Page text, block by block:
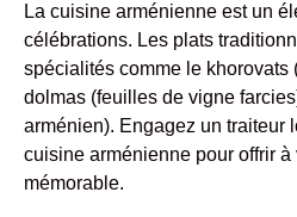
La cuisine arménienne est un
célébrations. Les plats
spécialités comme le khorovats
dolmas (feuilles de vigne
arménien). Engagez un traiteur
cuisine arménienne pour offrir
mémorable.